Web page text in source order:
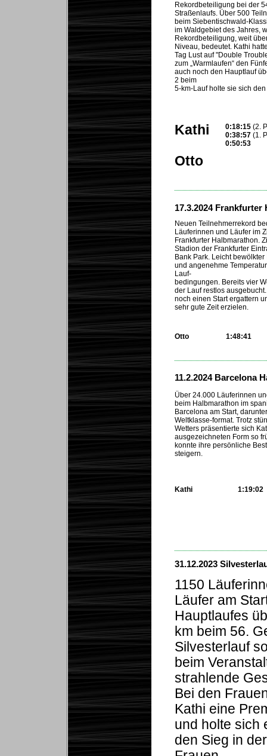
Rekordbeteiligung bei der
Straßenlaufs. Über 500
beim Siebentischwald-
im Waldgebiet des Jahres,
Rekordbeteiligung, weit
Niveau, bedeutet. Kathi
Tag Lust auf "Double
zum „Warmlaufen“ den
auch noch den Hauptlauf
2 beim
5-km-Lauf holte sie sich
Kathi
Otto
0:18:15 (2.
0:38:57 (1.
0:50:53
17.3.2024 Frankfurter
Neuen Teilnehmerrekord
Läuferinnen und Läufer im
Frankfurter Halbmarathon.
Stadion der Frankfurter
Bank Park. Leicht
und angenehme
Lauf-
bedingungen. Bereits vier
der Lauf restlos
noch einen Start ergattern
sehr gute Zeit erzielen.
Otto 1:48:41
11.2.2024 Barcelona
Über 24.000 Läuferinnen
beim Halbmarathon im
Barcelona am Start,
Weltklasse-format. Trotz
Wetters präsentierte sich
ausgezeichneten Form so
konnte ihre persönliche
steigern.
Kathi 1:19:02
31.12.2023
1150
Läufer am
Hauptlaufes
km beim 56.
Silvesterlauf
beim
strahlende
Bei den
Kathi eine
und holte sich
den Sieg in der